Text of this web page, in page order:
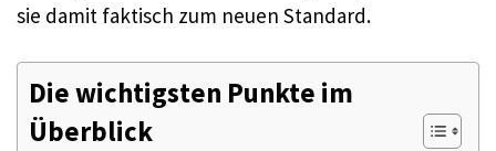
sie damit faktisch zum neuen Standard.​
Die wichtigsten Punkte im
Überblick